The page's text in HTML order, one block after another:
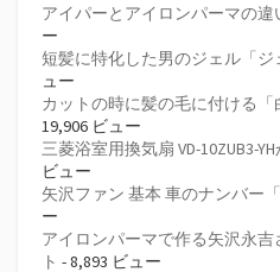
アイパーとアイロンパーマの違
ー
短髪に特化した男のジェル「
ュー
カットの時に髪の毛に付ける「
19,906 ビュー
三菱浴室用換気扇 VD-10ZUB3-
ビュー
矢沢ファン 基本 車のナンバー
ー
アイロンパーマで作る矢沢永
ト - 8,893 ビュー